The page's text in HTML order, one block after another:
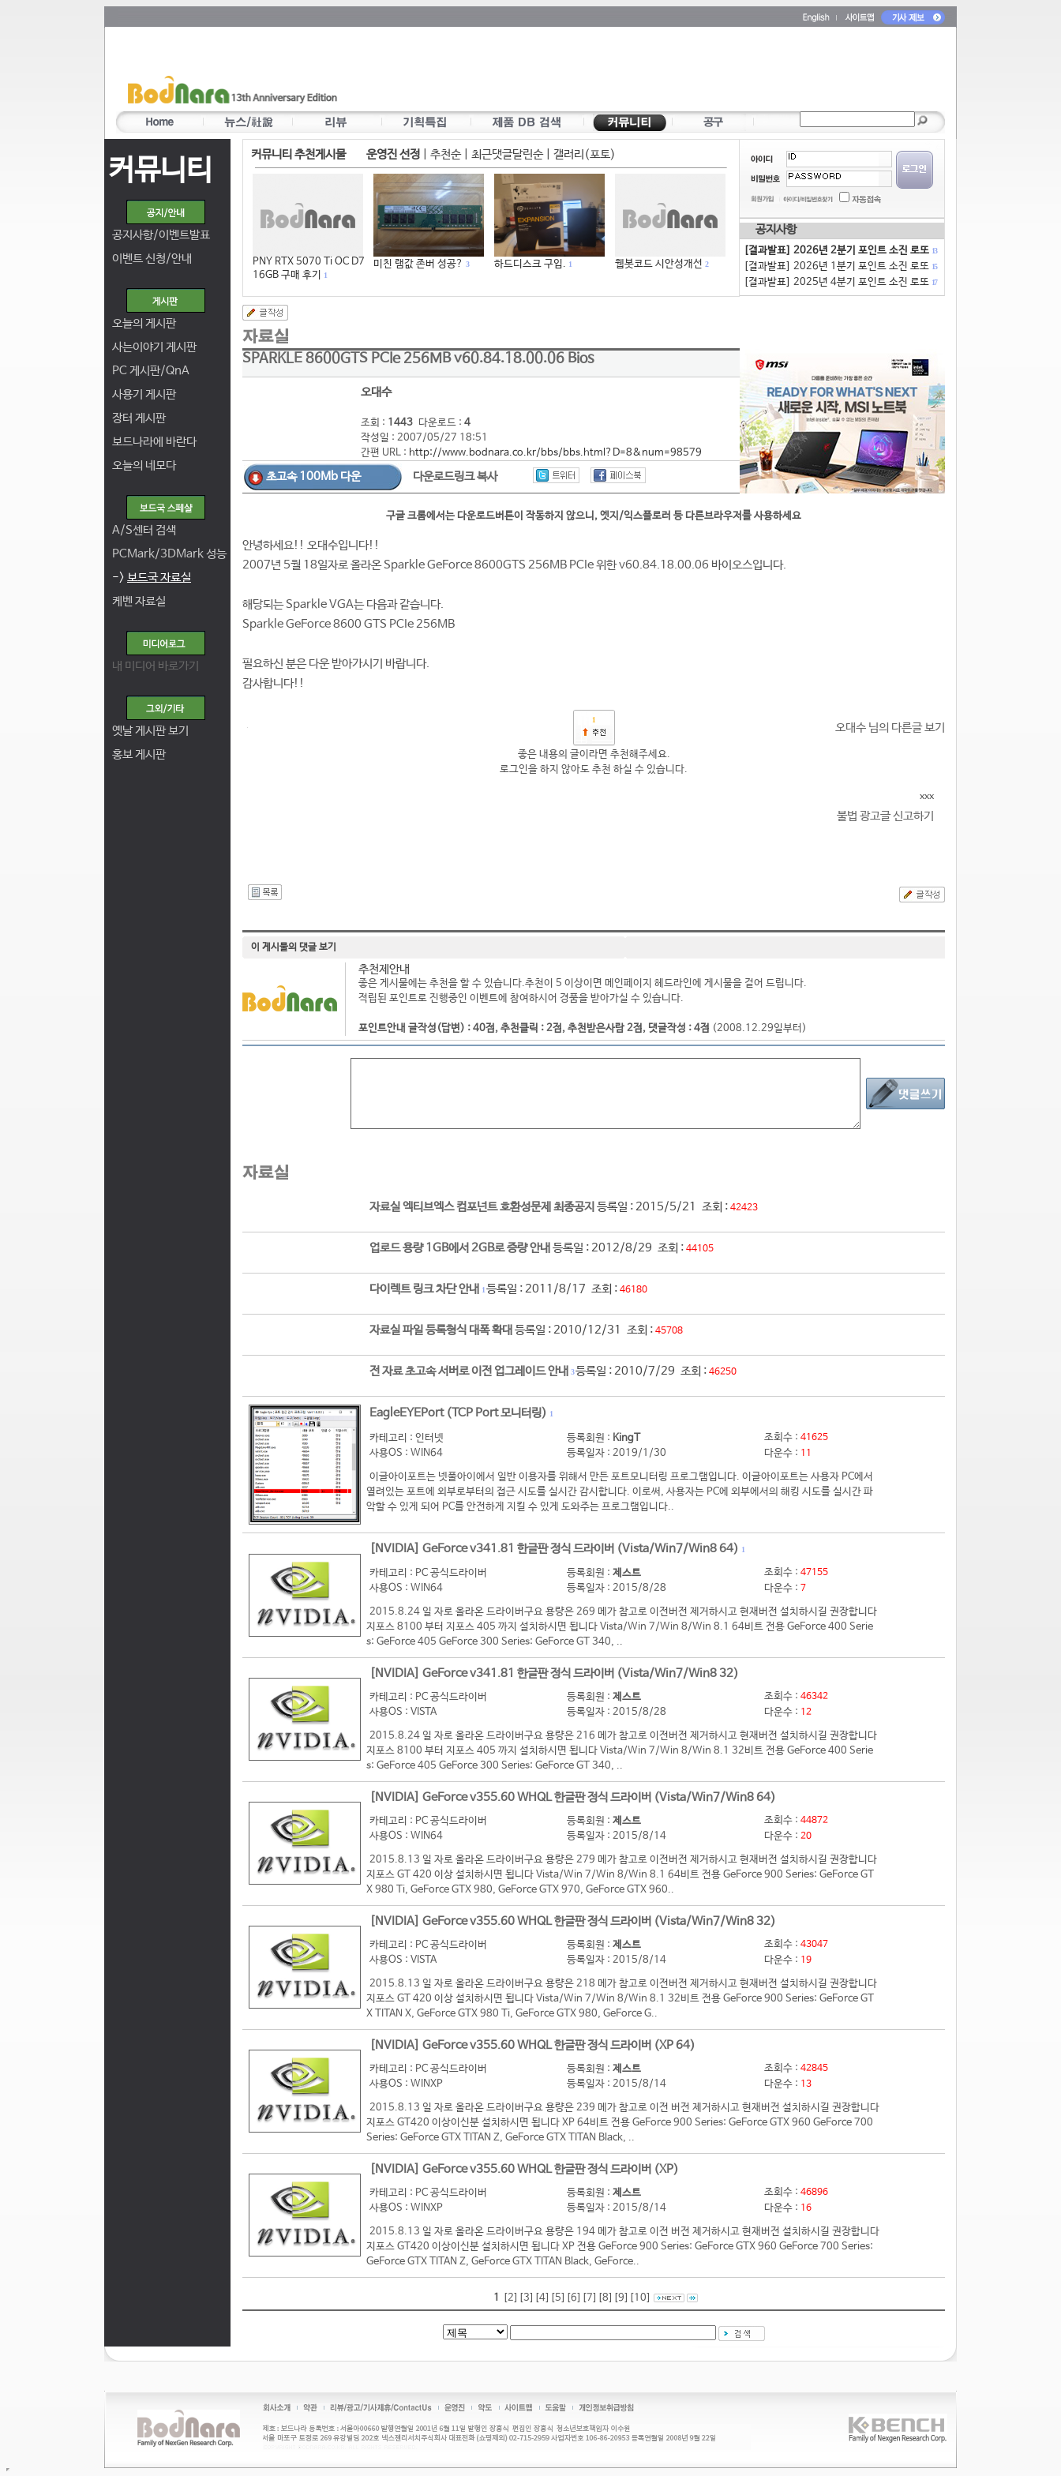
커뮤니티
공지사항/이벤트발표
이벤트 신청/안내
오늘의 게시판
사는이야기 게시판
PC 게시판/QnA
사용기 게시판
장터 게시판
보드나라에 바란다
오늘의 네모다
A/S센터 검색
PCMark/3DMark 성능
-> 보드국 자료실
케벤 자료실
내 미디어 바로가기
옛날 게시판 보기
홍보 게시판
커뮤니티 추천게시물 운영진 선정 추천순| 최근댓글달린순| 갤러리(포토)
PNY RTX 5070 Ti OC D7
16GB 구매 후기
1
미친 램값 존버 성공? 3 하드디스크 구입. 1 웹봇코드 시안성개선 2
공지사항
[결과발표] 2026년 2분기 포인트 소진 로또 13
[결과발표] 2026년 1분기 포인트 소진 로또 15
[결과발표] 2025년 4분기 포인트 소진 로또 17
SPARKLE 8600GTS PCIe 256MB v60.84.18.00.06 Bios
오대수
조회 : 1443 다운로드 : 4
작성일 : 2007/05/27 18:51
간편 URL : http://www.bodnara.co.kr/bbs/bbs.html?D=8&num=98579
초고속 100Mb 다운 다운로드링크 복사
구글 크롬에서는 다운로드버튼이 작동하지 않으니, 엣지/익스플로러 등 다른브라우저를 사용하세요
안녕하세요!! 오대수입니다!!
2007년 5월 18일자로 올라온 Sparkle GeForce 8600GTS 256MB PCIe 위한 v60.84.18.00.06 바이오스입니다.
해당되는 Sparkle VGA는 다음과 같습니다.
Sparkle GeForce 8600 GTS PCIe 256MB
필요하신 분은 다운 받아가시기 바랍니다.
감사합니다!!
1
오대수 님의 다른글 보기
좋은 내용의 글이라면 추천해주세요.
로그인을 하지 않아도 추천 하실 수 있습니다.
xxx
불법 광고글 신고하기
이 게시물의 댓글 보기
추천제안내
좋은 게시물에는 추천을 할 수 있습니다.추천이 5 이상이면 메인페이지 헤드라인에 게시물을 걸어 드립니다.
적립된 포인트로 진행중인 이벤트에 참여하시어 경품을 받아가실 수 있습니다.
포인트안내 글작성(답변) : 40점, 추천클릭 : 2점, 추천받은사람 2점, 댓글작성 : 4점 (2008.12.29일부터)
자료실 엑티브엑스 컴포넌트 호환성문제 최종공지 등록일 : 2015/5/21 조회 : 42423
업로드 용량 1GB에서 2GB로 증량 안내 등록일 : 2012/8/29 조회 : 44105
다이렉트 링크 차단 안내 1등록일 : 2011/8/17 조회 : 46180
자료실 파일 등록형식 대폭 확대 등록일 : 2010/12/31 조회 : 45708
전 자료 초고속 서버로 이전 업그레이드 안내 3등록일 : 2010/7/29 조회 : 46250
EagleEYEPort (TCP Port 모니터링) 1
카테고리 : 인터넷
사용OS : WIN64
등록회원 : KingT
등록일자 : 2019/1/30
조회수 : 41625
다운수 : 11
이글아이포트는 넷풀아이에서 일반 이용자를 위해서 만든 포트모니터링 프로그램입니다. 이글아이포트는 사용자 PC에서
열려있는 포트에 외부로부터의 접근 시도를 실시간 감시합니다. 이로써, 사용자는 PC에 외부에서의 해킹 시도를 실시간 파
악할 수 있게 되어 PC를 안전하게 지킬 수 있게 도와주는 프로그램입니다..
[NVIDIA] GeForce v341.81 한글판 정식 드라이버 (Vista/Win7/Win8 64) 1
카테고리 : PC 공식드라이버
사용OS : WIN64
등록회원 : 제스트
등록일자 : 2015/8/28
조회수 : 47155
다운수 : 7
2015.8.24 일 자로 올라온 드라이버구요 용량은 269 메가 참고로 이전버전 제거하시고 현재버전 설치하시길 권장합니다
지포스 8100 부터 지포스 405 까지 설치하시면 됩니다 Vista/Win 7/Win 8/Win 8.1 64비트 전용 GeForce 400 Serie
s: GeForce 405 GeForce 300 Series: GeForce GT 340, ..
[NVIDIA] GeForce v341.81 한글판 정식 드라이버 (Vista/Win7/Win8 32)
카테고리 : PC 공식드라이버
사용OS : VISTA
등록회원 : 제스트
등록일자 : 2015/8/28
조회수 : 46342
다운수 : 12
2015.8.24 일 자로 올라온 드라이버구요 용량은 216 메가 참고로 이전버전 제거하시고 현재버전 설치하시길 권장합니다
지포스 8100 부터 지포스 405 까지 설치하시면 됩니다 Vista/Win 7/Win 8/Win 8.1 32비트 전용 GeForce 400 Serie
s: GeForce 405 GeForce 300 Series: GeForce GT 340, ..
[NVIDIA] GeForce v355.60 WHQL 한글판 정식 드라이버 (Vista/Win7/Win8 64)
카테고리 : PC 공식드라이버
사용OS : WIN64
등록회원 : 제스트
등록일자 : 2015/8/14
조회수 : 44872
다운수 : 20
2015.8.13 일 자로 올라온 드라이버구요 용량은 279 메가 참고로 이전버전 제거하시고 현재버전 설치하시길 권장합니다
지포스 GT 420 이상 설치하시면 됩니다 Vista/Win 7/Win 8/Win 8.1 64비트 전용 GeForce 900 Series: GeForce GT
X 980 Ti, GeForce GTX 980, GeForce GTX 970, GeForce GTX 960..
[NVIDIA] GeForce v355.60 WHQL 한글판 정식 드라이버 (Vista/Win7/Win8 32)
카테고리 : PC 공식드라이버
사용OS : VISTA
등록회원 : 제스트
등록일자 : 2015/8/14
조회수 : 43047
다운수 : 19
2015.8.13 일 자로 올라온 드라이버구요 용량은 218 메가 참고로 이전버전 제거하시고 현재버전 설치하시길 권장합니다
지포스 GT 420 이상 설치하시면 됩니다 Vista/Win 7/Win 8/Win 8.1 32비트 전용 GeForce 900 Series: GeForce GT
X TITAN X, GeForce GTX 980 Ti, GeForce GTX 980, GeForce G..
[NVIDIA] GeForce v355.60 WHQL 한글판 정식 드라이버 (XP 64)
카테고리 : PC 공식드라이버
사용OS : WINXP
등록회원 : 제스트
등록일자 : 2015/8/14
조회수 : 42845
다운수 : 13
2015.8.13 일 자로 올라온 드라이버구요 용량은 239 메가 참고로 이전 버전 제거하시고 현재버전 설치하시길 권장합니다
지포스 GT420 이상이신분 설치하시면 됩니다 XP 64비트 전용 GeForce 900 Series: GeForce GTX 960 GeForce 700
Series: GeForce GTX TITAN Z, GeForce GTX TITAN Black, ..
[NVIDIA] GeForce v355.60 WHQL 한글판 정식 드라이버 (XP)
카테고리 : PC 공식드라이버
사용OS : WINXP
등록회원 : 제스트
등록일자 : 2015/8/14
조회수 : 46896
다운수 : 16
2015.8.13 일 자로 올라온 드라이버구요 용량은 194 메가 참고로 이전 버전 제거하시고 현재버전 설치하시길 권장합니다
지포스 GT420 이상이신분 설치하시면 됩니다 XP 전용 GeForce 900 Series: GeForce GTX 960 GeForce 700 Series:
GeForce GTX TITAN Z, GeForce GTX TITAN Black, GeForce..
1 [2] [3] [4] [5] [6] [7] [8] [9] [10]